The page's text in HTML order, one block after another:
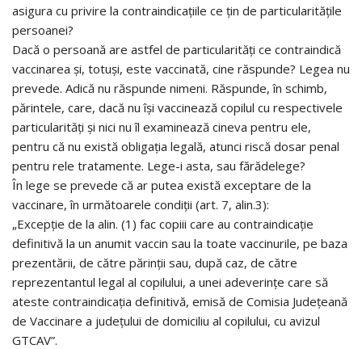
asigura cu privire la contraindicațiile ce țin de particularitățile
persoanei?
Dacă o persoană are astfel de particularități ce contraindică
vaccinarea și, totuși, este vaccinată, cine răspunde? Legea nu
prevede. Adică nu răspunde nimeni. Răspunde, în schimb,
părintele, care, dacă nu își vaccinează copilul cu respectivele
particularități și nici nu îl examinează cineva pentru ele,
pentru că nu există obligația legală, atunci riscă dosar penal
pentru rele tratamente. Lege-i asta, sau fărădelege?
În lege se prevede că ar putea există exceptare de la
vaccinare, în următoarele condiții (art. 7, alin.3):
„Excepție de la alin. (1) fac copiii care au contraindicație
definitivă la un anumit vaccin sau la toate vaccinurile, pe baza
prezentării, de către părinții sau, după caz, de către
reprezentantul legal al copilului, a unei adeverințe care să
ateste contraindicația definitivă, emisă de Comisia Județeană
de Vaccinare a județului de domiciliu al copilului, cu avizul
GTCAV”.